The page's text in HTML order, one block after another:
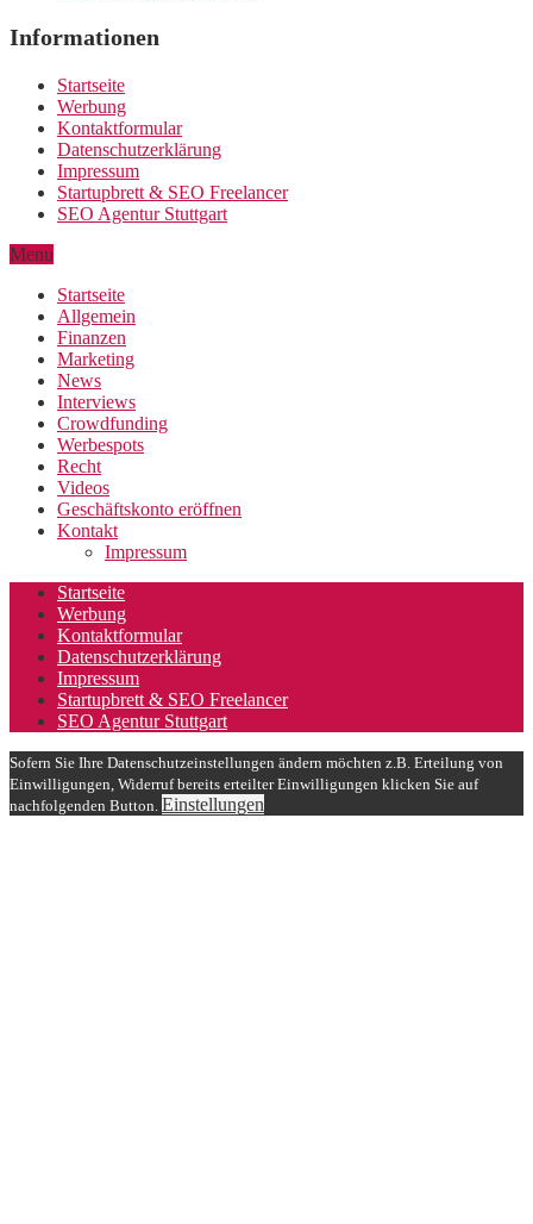
Informationen
Startseite
Werbung
Kontaktformular
Datenschutzerklärung
Impressum
Startupbrett & SEO Freelancer
SEO Agentur Stuttgart
Menu
Startseite
Allgemein
Finanzen
Marketing
News
Interviews
Crowdfunding
Werbespots
Recht
Videos
Geschäftskonto eröffnen
Kontakt
Impressum
Startseite
Werbung
Kontaktformular
Datenschutzerklärung
Impressum
Startupbrett & SEO Freelancer
SEO Agentur Stuttgart
Sofern Sie Ihre Datenschutzeinstellungen ändern möchten z.B. Erteilung von
Einwilligungen, Widerruf bereits erteilter Einwilligungen klicken Sie auf
nachfolgenden Button. Einstellungen